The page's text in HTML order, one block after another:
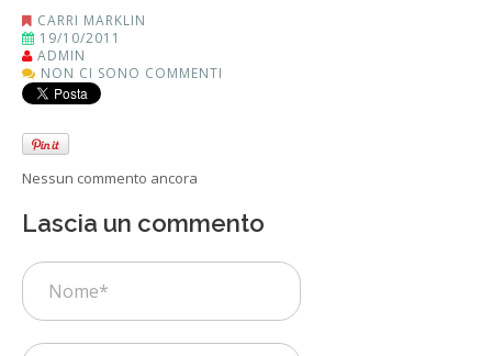
CARRI MARKLIN
19/10/2011
ADMIN
NON CI SONO COMMENTI
Nessun commento ancora
Lascia un commento